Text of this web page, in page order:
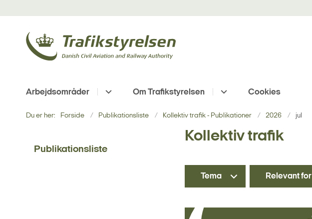
Arbejdsområder Om Trafikstyrelsen Cookies
Du er her: Forside Publikationsliste Kollektiv trafik - Publikationer 2026 jul
Publikationsliste
Kollektiv trafik
Tema Relevant for